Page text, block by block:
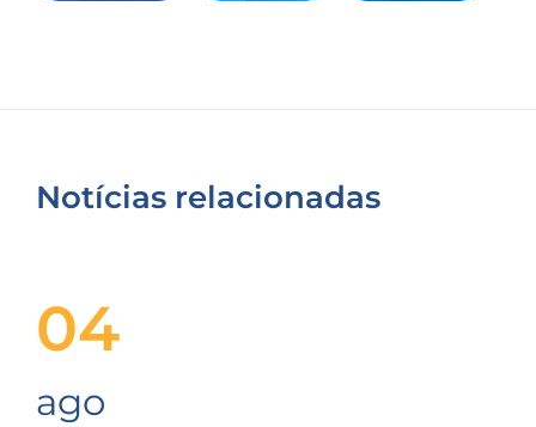
Notícias relacionadas
04
ago